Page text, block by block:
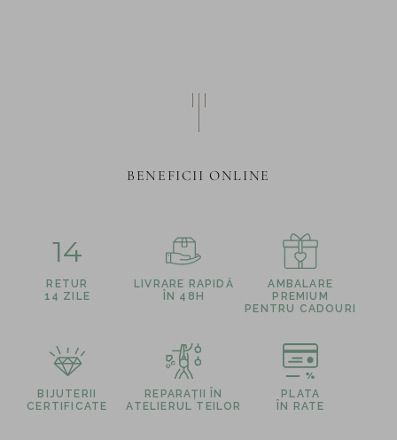
BENEFICII ONLINE
14
RETUR
14 ZILE
LIVRARE RAPIDĂ
ÎN 48H
AMBALARE
PREMIUM
PENTRU CADOURI
BIJUTERII
CERTIFICATE
REPARAȚII ÎN
ATELIERUL TEILOR
PLATA
ÎN RATE